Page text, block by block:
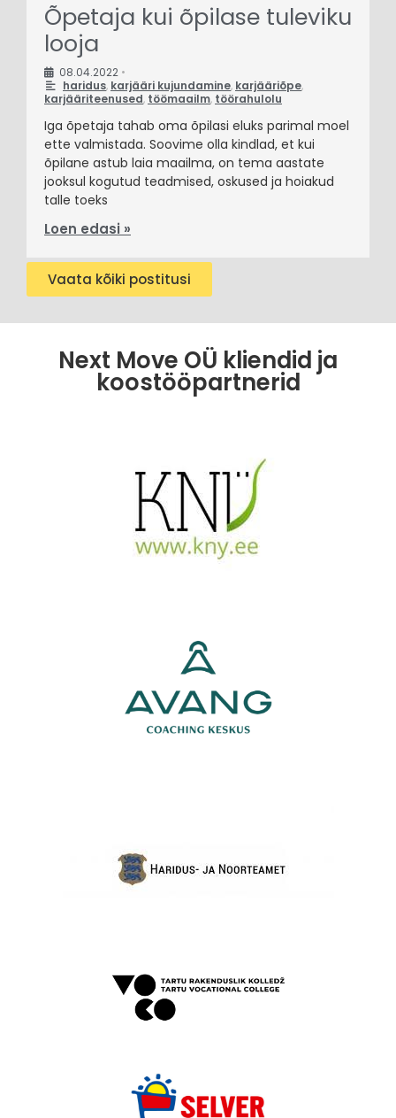
Õpetaja kui õpilase tuleviku
looja
08.04.2022 •
haridus, karjääri kujundamine, karjääriõpe,
karjääriteenused, töömaailm, töörahulolu
Iga õpetaja tahab oma õpilasi eluks parimal moel
ette valmistada. Soovime olla kindlad, et kui
õpilane astub laia maailma, on tema aastate
jooksul kogutud teadmised, oskused ja hoiakud
talle toeks
Loen edasi »
Vaata kõiki postitusi
Next Move OÜ kliendid ja
koostööpartnerid